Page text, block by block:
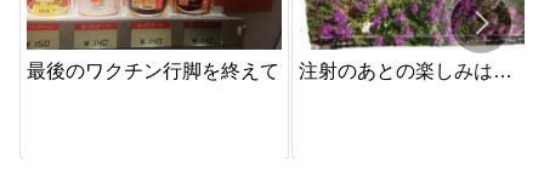
最後のワクチン行脚を終えて 注射のあとの楽しみは…